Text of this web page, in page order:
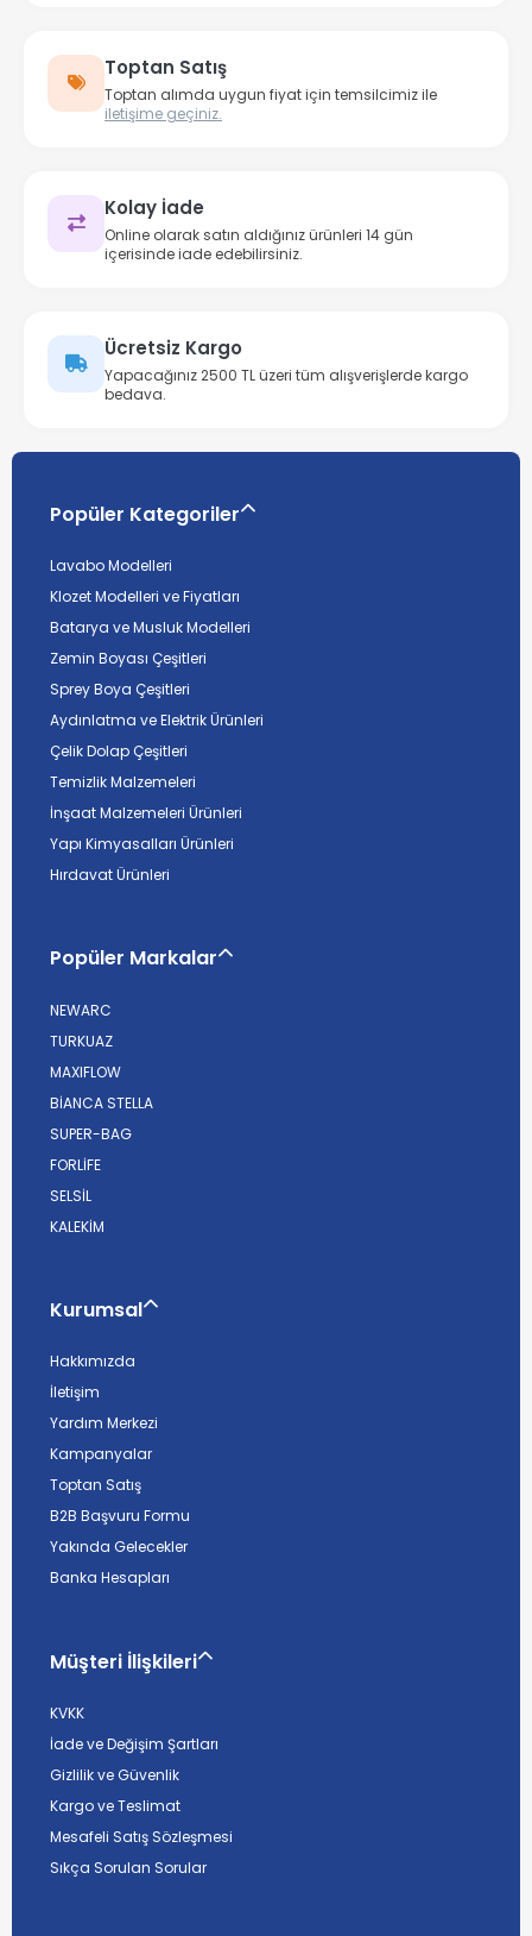
Toptan Satış
Toptan alımda uygun fiyat için temsilcimiz ile
iletişime geçiniz.
Kolay İade
Online olarak satın aldığınız ürünleri 14 gün
içerisinde iade edebilirsiniz.
Ücretsiz Kargo
Yapacağınız 2500 TL üzeri tüm alışverişlerde kargo
bedava.
Popüler Kategoriler
Lavabo Modelleri
Klozet Modelleri ve Fiyatları
Batarya ve Musluk Modelleri
Zemin Boyası Çeşitleri
Sprey Boya Çeşitleri
Aydınlatma ve Elektrik Ürünleri
Çelik Dolap Çeşitleri
Temizlik Malzemeleri
İnşaat Malzemeleri Ürünleri
Yapı Kimyasalları Ürünleri
Hırdavat Ürünleri
Popüler Markalar
NEWARC
TURKUAZ
MAXIFLOW
BİANCA STELLA
SUPER-BAG
FORLİFE
SELSİL
KALEKİM
Kurumsal
Hakkımızda
İletişim
Yardım Merkezi
Kampanyalar
Toptan Satış
B2B Başvuru Formu
Yakında Gelecekler
Banka Hesapları
Müşteri İlişkileri
KVKK
İade ve Değişim Şartları
Gizlilik ve Güvenlik
Kargo ve Teslimat
Mesafeli Satış Sözleşmesi
Sıkça Sorulan Sorular